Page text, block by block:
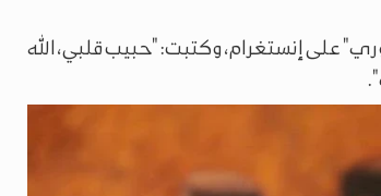
على إنستغرام، وكتبت: "حبيب قلبي، الله